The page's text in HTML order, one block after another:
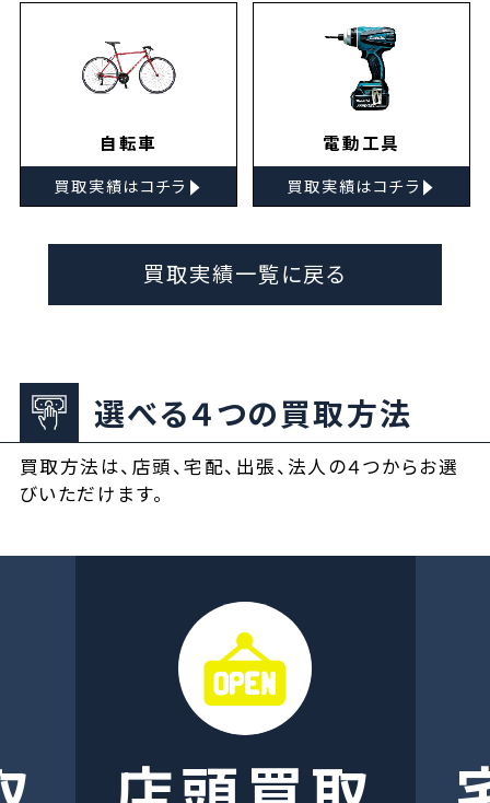
自転車
買取実績はコチラ ▸
電動工具
買取実績はコチラ ▸
買取実績一覧に戻る
選べる４つの買取方法
買取方法は、店頭、宅配、出張、法人の４つからお選
びいただけます。